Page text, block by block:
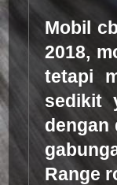
Mobil
2018,
tetapi
sedikit
dengan
Range